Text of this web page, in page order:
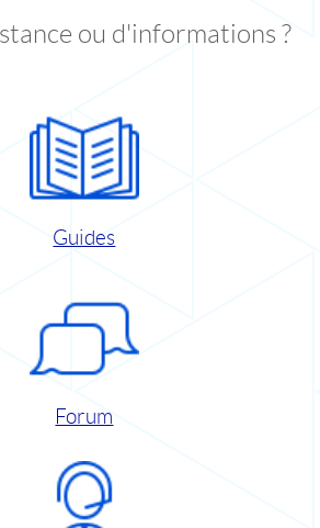
ou d'informations ?
Guides
Forum